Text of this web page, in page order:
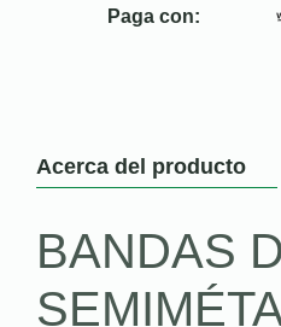
Paga con:
Acerca del producto
BANDAS